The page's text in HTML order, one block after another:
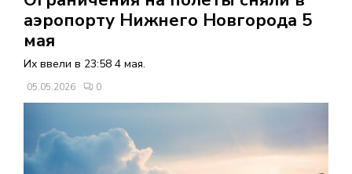
В
Н
Е
аэропорту Нижнего Новгорода 5
мая
Их ввели в 23:58 4 мая.
05.05.2026 0